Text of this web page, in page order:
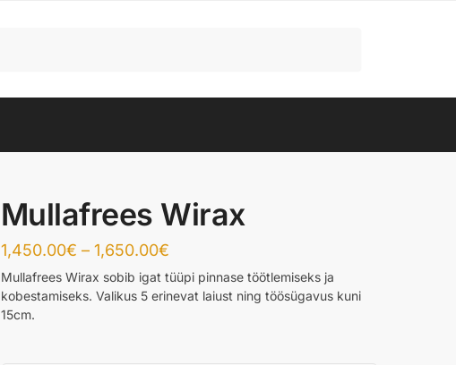
Mullafrees Wirax
1,450.00€ – 1,650.00€Price
range:
1,450.00€
Mullafrees Wirax sobib igat tüüpi pinnase töötlemiseks ja
kobestamiseks. Valikus 5 erinevat laiust ning töösügavus kuni
15cm.